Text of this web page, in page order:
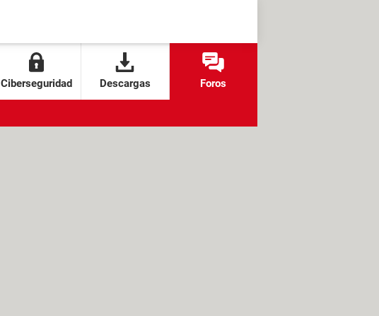
Ciberseguridad Descargas Foros